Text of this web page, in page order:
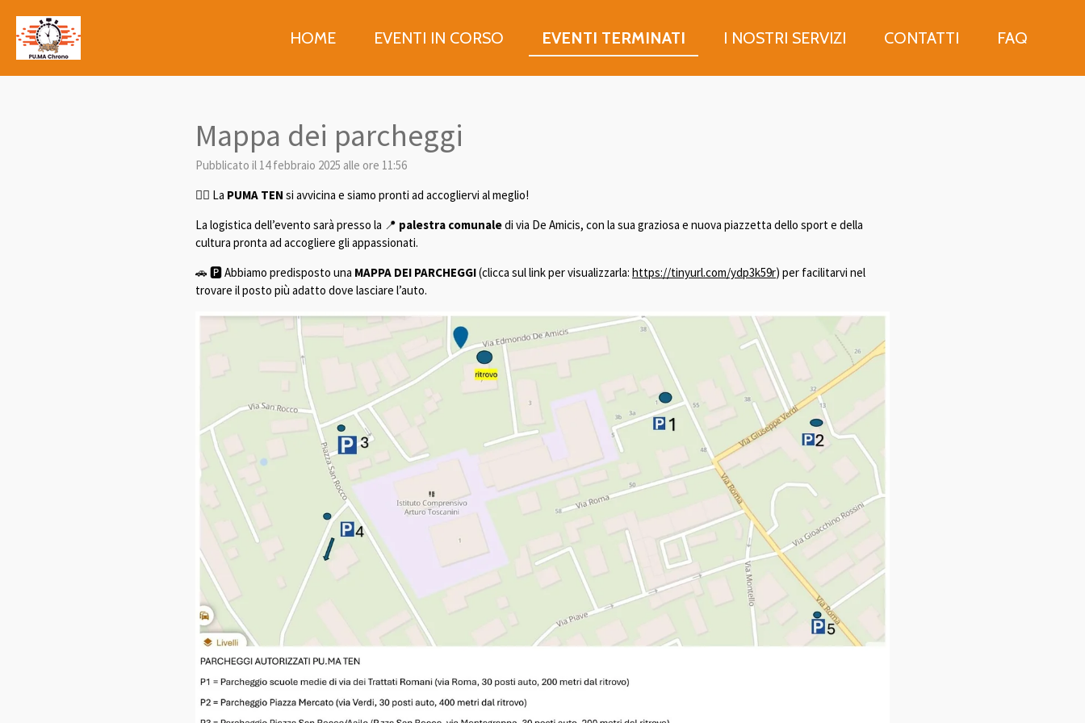
Vai
al
contenuto
HOME EVENTI IN CORSO EVENTI TERMINATI I NOSTRI SERVIZI CONTATTI FAQ
Mappa dei parcheggi
Pubblicato il 14 febbraio 2025 alle ore 11:56
🏃‍♂️ La PUMA TEN si avvicina e siamo pronti ad accogliervi al meglio!
La logistica dell’evento sarà presso la 📍 palestra comunaledi via De Amicis, con la sua graziosa e nuova piazzetta dello sport e della
cultura pronta ad accogliere gli appassionati.
🚗 🅿️ Abbiamo predisposto una MAPPA DEI PARCHEGGI(clicca sul link per visualizzarla: https://tinyurl.com/ydp3k59r) per facilitarvi nel
trovare il posto più adatto dove lasciare l’auto.